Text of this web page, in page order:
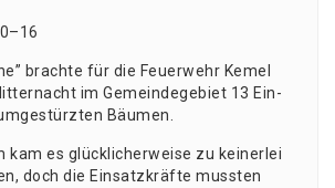
brach­te für die Feu­er­wehr Kemel
im Gemein­de­ge­biet 13 Ein­
Bäumen.
kam es glück­li­cher­wei­se zu kei­ner­lei
doch die Ein­satz­kräf­te muss­ten